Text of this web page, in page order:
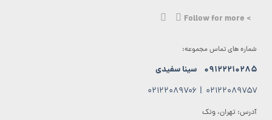
> Follow for more
شماره های تماس مجموعه:
۰۹۱۲۲۲۱۰۲۸۵ سینا سفیدی
۰۲۱۲۲۰۸۹۷۵۷ | ۰۲۱۲۲۰۸۹۷۰۶
آدرس: تهران، ونک